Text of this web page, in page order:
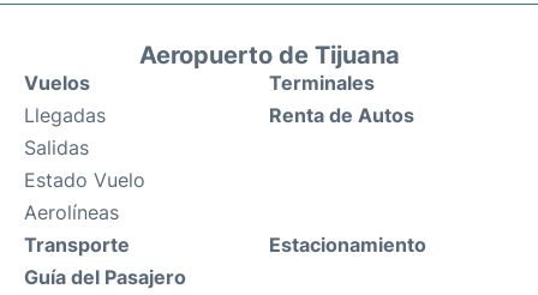
Aeropuerto de Tijuana
Vuelos
Llegadas
Salidas
Estado Vuelo
Aerolíneas
Terminales
Renta de Autos
Transporte
Guía del Pasajero
Estacionamiento